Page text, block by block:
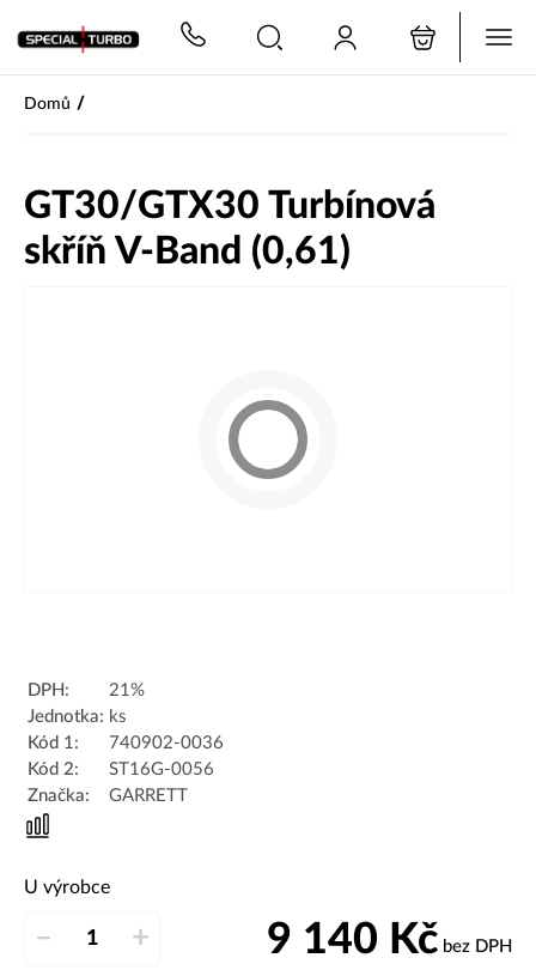
Domů /
GT30/GTX30 Turbínová
skříň V-Band (0,61)
DPH:
21%
Jednotka: ks
Kód 1:
740902-0036
Kód 2:
ST16G-0056
Značka:
GARRETT
U výrobce
– + 9 140 Kč bez DPH